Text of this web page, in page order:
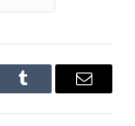
Tumblr